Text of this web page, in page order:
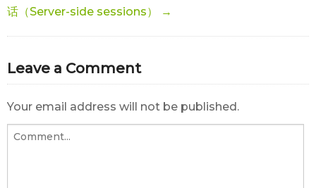
话（Server-side sessions） →
Leave a Comment
Your email address will not be published.